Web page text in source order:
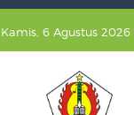
Kamis, 6 Agustus 2026